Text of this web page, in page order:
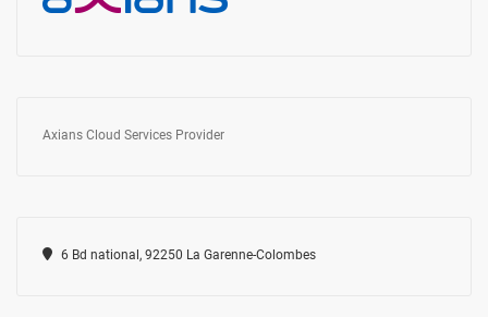
Axians Cloud Services Provider
6 Bd national, 92250 La Garenne-Colombes